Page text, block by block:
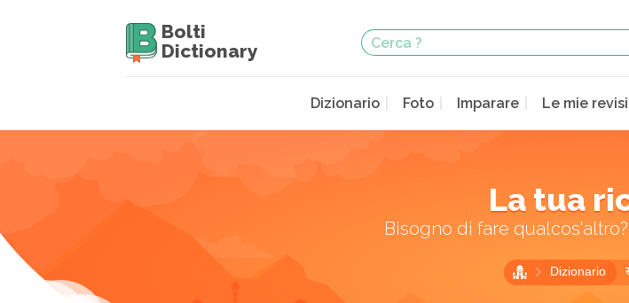
Bolti
Dictionary
Dizionario Foto Imparare Le mie
La tua
Bisogno di fare
Dizionario